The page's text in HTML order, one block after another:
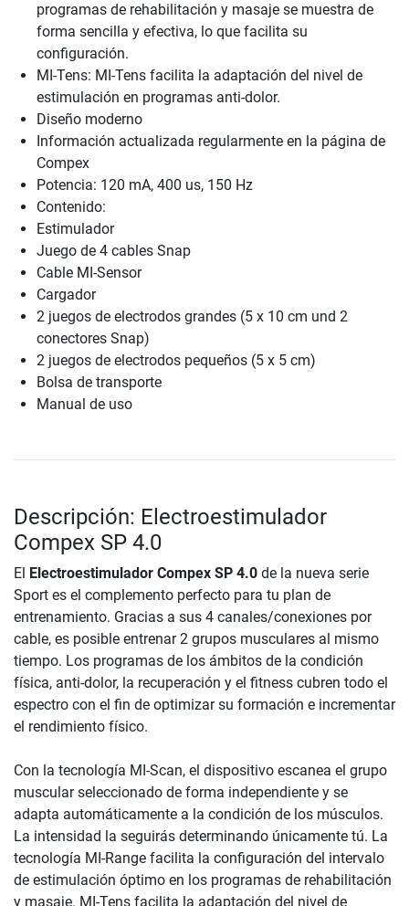
programas de rehabilitación y masaje se muestra de
forma sencilla y efectiva, lo que facilita su
configuración.
MI-Tens: MI-Tens facilita la adaptación del nivel de
estimulación en programas anti-dolor.
Diseño moderno
Información actualizada regularmente en la página de
Compex
Potencia: 120 mA, 400 us, 150 Hz
Contenido:
Estimulador
Juego de 4 cables Snap
Cable MI-Sensor
Cargador
2 juegos de electrodos grandes (5 x 10 cm und 2
conectores Snap)
2 juegos de electrodos pequeños (5 x 5 cm)
Bolsa de transporte
Manual de uso
Descripción: Electroestimulador
Compex SP 4.0
El Electroestimulador Compex SP 4.0 de la nueva serie
Sport es el complemento perfecto para tu plan de
entrenamiento. Gracias a sus 4 canales/conexiones por
cable, es posible entrenar 2 grupos musculares al mismo
tiempo. Los programas de los ámbitos de la condición
física, anti-dolor, la recuperación y el fitness cubren todo el
espectro con el fin de optimizar su formación e incrementar
el rendimiento físico.
Con la tecnología MI-Scan, el dispositivo escanea el grupo
muscular seleccionado de forma independiente y se
adapta automáticamente a la condición de los músculos.
La intensidad la seguirás determinando únicamente tú. La
tecnología MI-Range facilita la configuración del intervalo
de estimulación óptimo en los programas de rehabilitación
y masaje. MI-Tens facilita la adaptación del nivel de